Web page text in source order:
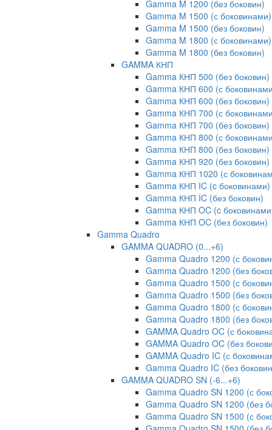
Gamma M 1200 (без боковин)
Gamma M 1500 (с боковинами)
Gamma M 1500 (без боковин)
Gamma M 1800 (с боковинами)
Gamma M 1800 (без боковин)
GAMMA КНП
Gamma КНП 500 (без боковин)
Gamma КНП 600 (с
Gamma КНП 600 (без боковин)
Gamma КНП 700 (с
Gamma КНП 700 (без боковин)
Gamma КНП 800 (с
Gamma КНП 800 (без боковин)
Gamma КНП 920 (без боковин)
Gamma КНП 1020 (с
Gamma КНП IC (c боковинами)
Gamma КНП IC (без боковин)
Gamma КНП OC (c
Gamma КНП OC (без боковин)
Gamma Quadro
GAMMA QUADRO (0...+6)
Gamma Quadro 1200 (с
Gamma Quadro 1200 (без
Gamma Quadro 1500 (с
Gamma Quadro 1500 (без
Gamma Quadro 1800 (с
Gamma Quadro 1800 (без
GAMMA Quadro OC (с
GAMMA Quadro OC (без
GAMMA Quadro IC (с
Gamma Quadro IC (без
GAMMA QUADRO SN (-6...+6)
Gamma Quadro SN 1200 (с
Gamma Quadro SN 1200 (без
Gamma Quadro SN 1500 (с